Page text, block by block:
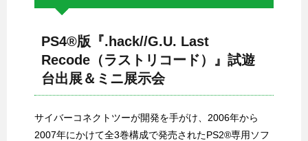
PS4®版『.hack//G.U. Last
Recode（ラストリコード）』試遊
台出展＆ミニ展示会
サイバーコネクトツーが開発を手がけ、2006年から
2007年にかけて全3巻構成で発売されたPS2®専用ソフ